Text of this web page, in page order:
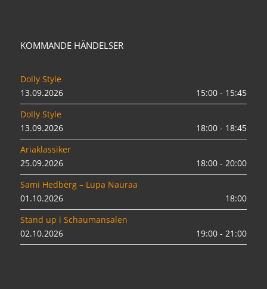
KOMMANDE HÄNDELSER
Dolly Style
13.09.2026
15:00 - 15:45
Dolly Style
13.09.2026
18:00 - 18:45
Ariaklassiker
25.09.2026
18:00 - 20:00
Sami Hedberg – Lupa Nauraa
01.10.2026
18:00
Stand up i Schaumansalen
02.10.2026
19:00 - 21:00